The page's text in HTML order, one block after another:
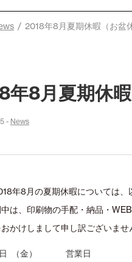
/ 2018年8月夏期休暇（お盆
年8月夏期休
- News
年8月の夏期休暇については、
は、印刷物の手配・納品・
かけしまして申し訳ございませ
（金）
営業日